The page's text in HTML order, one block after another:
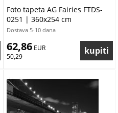
Foto tapeta AG Fairies FTDS-
0251 | 360x254 cm
Dostava 5-10 dana
62,86 EUR
50,29